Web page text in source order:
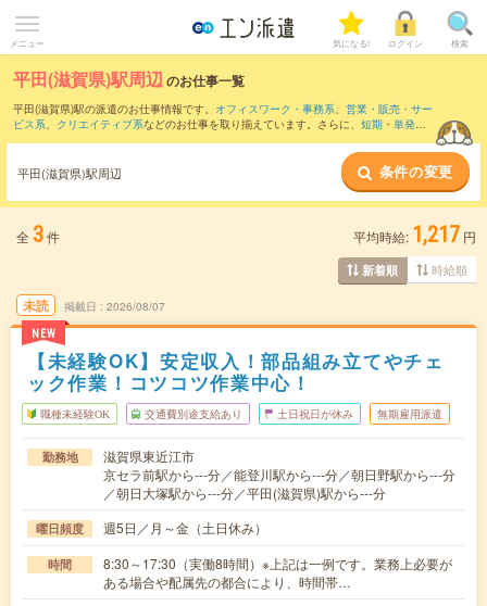
メニュー 気になる! ログイン 検索
平田(滋賀県)駅周辺のお仕事一覧
平田(滋賀県)駅の派遣のお仕事情報です。 オフィスワーク・事務系、 営業・販売・サー
ビス系、 クリエイティブ系などのお仕事を取り揃えています。さらに、 短期 ・ 単発な
また、野洲駅・三雲駅
など近隣駅のお仕事も
ご確認いただけます。
平田(滋賀県)駅周辺 条件の変更
全 3件 平均時給: 1,217 円
新着順 時給順
未読
NEW
掲載日 2026/08/07
【未経験OK】安定収入！部品組み立てやチェ
ック作業！コツコツ作業中心！
職種未経験OK 交通費別途支給あり 土日祝日が休み 無期雇用派遣
勤務地
滋賀県東近江市
京セラ前駅から---分／能登川駅から---分／朝日野駅から---分
／朝日大塚駅から---分／平田(滋賀県)駅から---分
曜日頻度 週5日／月～金（土日休み）
時間
8:30～17:30（実働8時間）※上記は一例です。業務上必要が
ある場合や配属先の都合により、時間帯…